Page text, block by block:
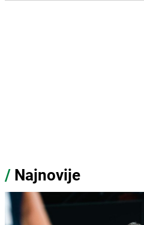
/ Najnovije